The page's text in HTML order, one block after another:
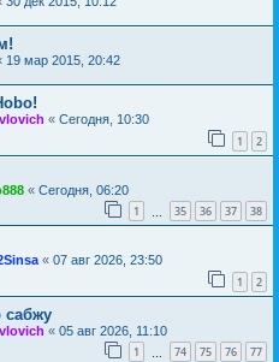
19 мар 2015, 20:42
« Сегодня, 10:30
1 2
« Сегодня, 06:20
1 35 36 37 38
« 07 авг 2026, 23:50
1 2
« 05 авг 2026, 11:10
1 74 75 76 77